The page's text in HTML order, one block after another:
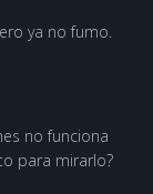
ya no fumo.
no funciona
para mirarlo?